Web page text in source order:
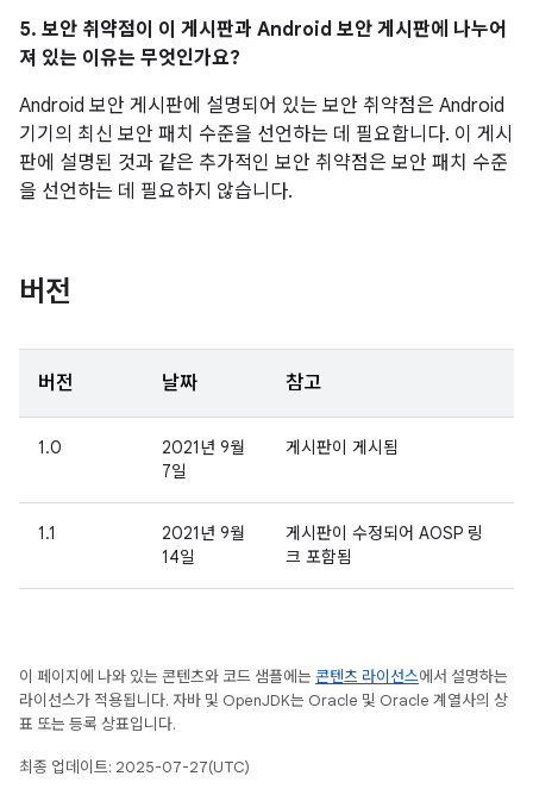
5. 보안 취약점이 이 게시판과 Android 보안 게시판에 나누어
져 있는 이유는 무엇인가요?
Android 보안 게시판에 설명되어 있는 보안 취약점은 Android
기기의 최신 보안 패치 수준을 선언하는 데 필요합니다. 이 게시
판에 설명된 것과 같은 추가적인 보안 취약점은 보안 패치 수준
을 선언하는 데 필요하지 않습니다.
버전
버전 날짜 참고
1.0
2021년 9월
7일
게시판이 게시됨
1.1
2021년 9월
14일
게시판이 수정되어 AOSP 링
크 포함됨
이 페이지에 나와 있는 콘텐츠와 코드 샘플에는 콘텐츠 라이선스에서 설명하는
라이선스가 적용됩니다. 자바 및 OpenJDK는 Oracle 및 Oracle 계열사의 상
표 또는 등록 상표입니다.
최종 업데이트: 2025-07-27(UTC)